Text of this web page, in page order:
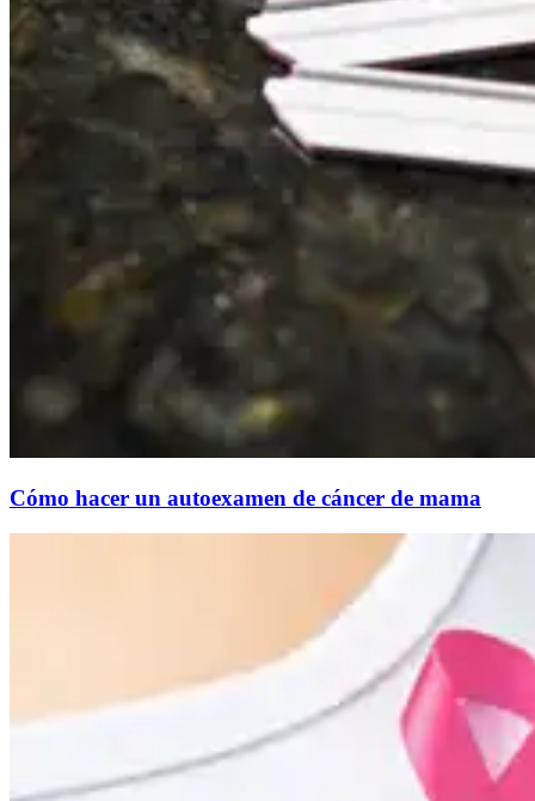
Cómo hacer un autoexamen de cáncer de mama